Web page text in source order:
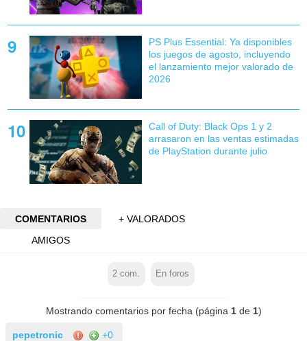
PS Plus Essential: Ya disponibles
los juegos de agosto, incluyendo
el lanzamiento mejor valorado de
2026
Call of Duty: Black Ops 1 y 2
arrasaron en las ventas estimadas
de PlayStation durante julio
COMENTARIOS
+ VALORADOS
AMIGOS
2 com. En foros
Mostrando comentarios por fecha (página 1de 1)
pepetronic +0